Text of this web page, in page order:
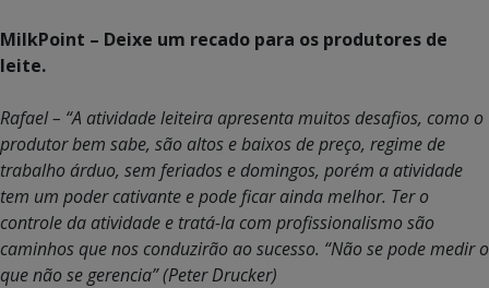
MilkPoint – Deixe um recado para os produtores de
leite.
Rafael – “A atividade leiteira apresenta muitos desafios, como o
produtor bem sabe, são altos e baixos de preço, regime de
trabalho árduo, sem feriados e domingos, porém a atividade
tem um poder cativante e pode ficar ainda melhor. Ter o
controle da atividade e tratá-la com profissionalismo são
caminhos que nos conduzirão ao sucesso. “Não se pode medir o
que não se gerencia” (Peter Drucker)